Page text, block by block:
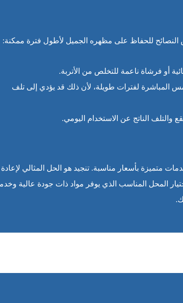
النصائح للحفاظ على مظهره الجميل لأطول فترة ممكنة:
أو فرشاة ناعمة للتخلص من الأتربة.
المباشرة لفترات طويلة، لأن ذلك قد يؤدي إلى تلف
والتلف الناتج عن الاستخدام اليومي.
متميزة بأسعار مناسبة. تنجيد هو الحل المثالي لإعادة
المحل المناسب الذي يوفر مواد ذات جودة عالية